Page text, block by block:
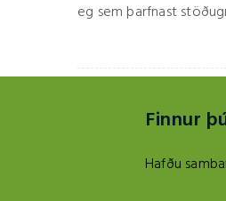
eg sem þarfnast
Finnur
Hafðu